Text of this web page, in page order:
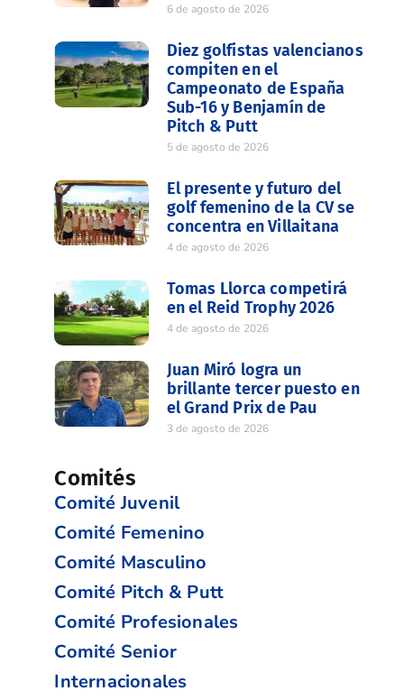
6 de agosto de 2026
Diez golfistas valencianos
compiten en el
Campeonato de España
Sub-16 y Benjamín de
Pitch & Putt
5 de agosto de 2026
El presente y futuro del
golf femenino de la CV se
concentra en Villaitana
4 de agosto de 2026
Tomas Llorca competirá
en el Reid Trophy 2026
4 de agosto de 2026
Juan Miró logra un
brillante tercer puesto en
el Grand Prix de Pau
3 de agosto de 2026
Comités
Comité Juvenil
Comité Femenino
Comité Masculino
Comité Pitch & Putt
Comité Profesionales
Comité Senior
Internacionales